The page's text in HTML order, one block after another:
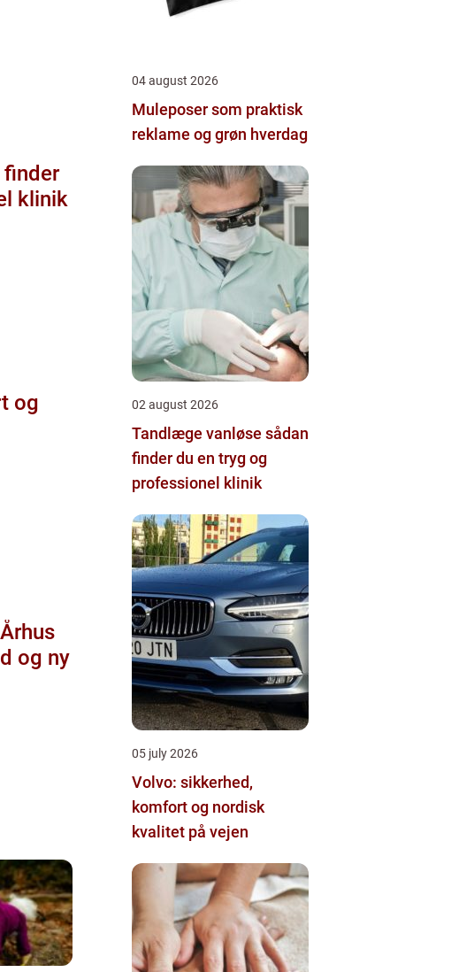
klinik
og
og ny
04 august 2026
Muleposer som praktisk
reklame og grøn hverdag
02 august 2026
Tandlæge vanløse sådan
finder du en tryg og
professionel klinik
05 july 2026
Volvo: sikkerhed,
komfort og nordisk
kvalitet på vejen